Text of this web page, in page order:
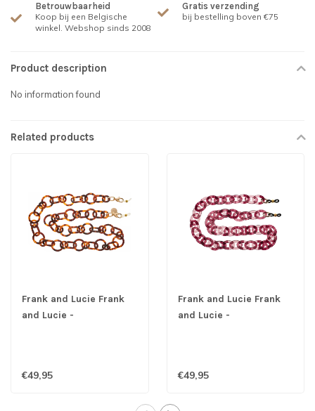
Betrouwbaarheid
Koop bij een Belgische
winkel. Webshop sinds 2008
Gratis verzending
bij bestelling boven €75
Product description
No information found
Related products
Frank and Lucie Frank
and Lucie -
€49,95
Frank and Lucie Frank
and Lucie -
€49,95